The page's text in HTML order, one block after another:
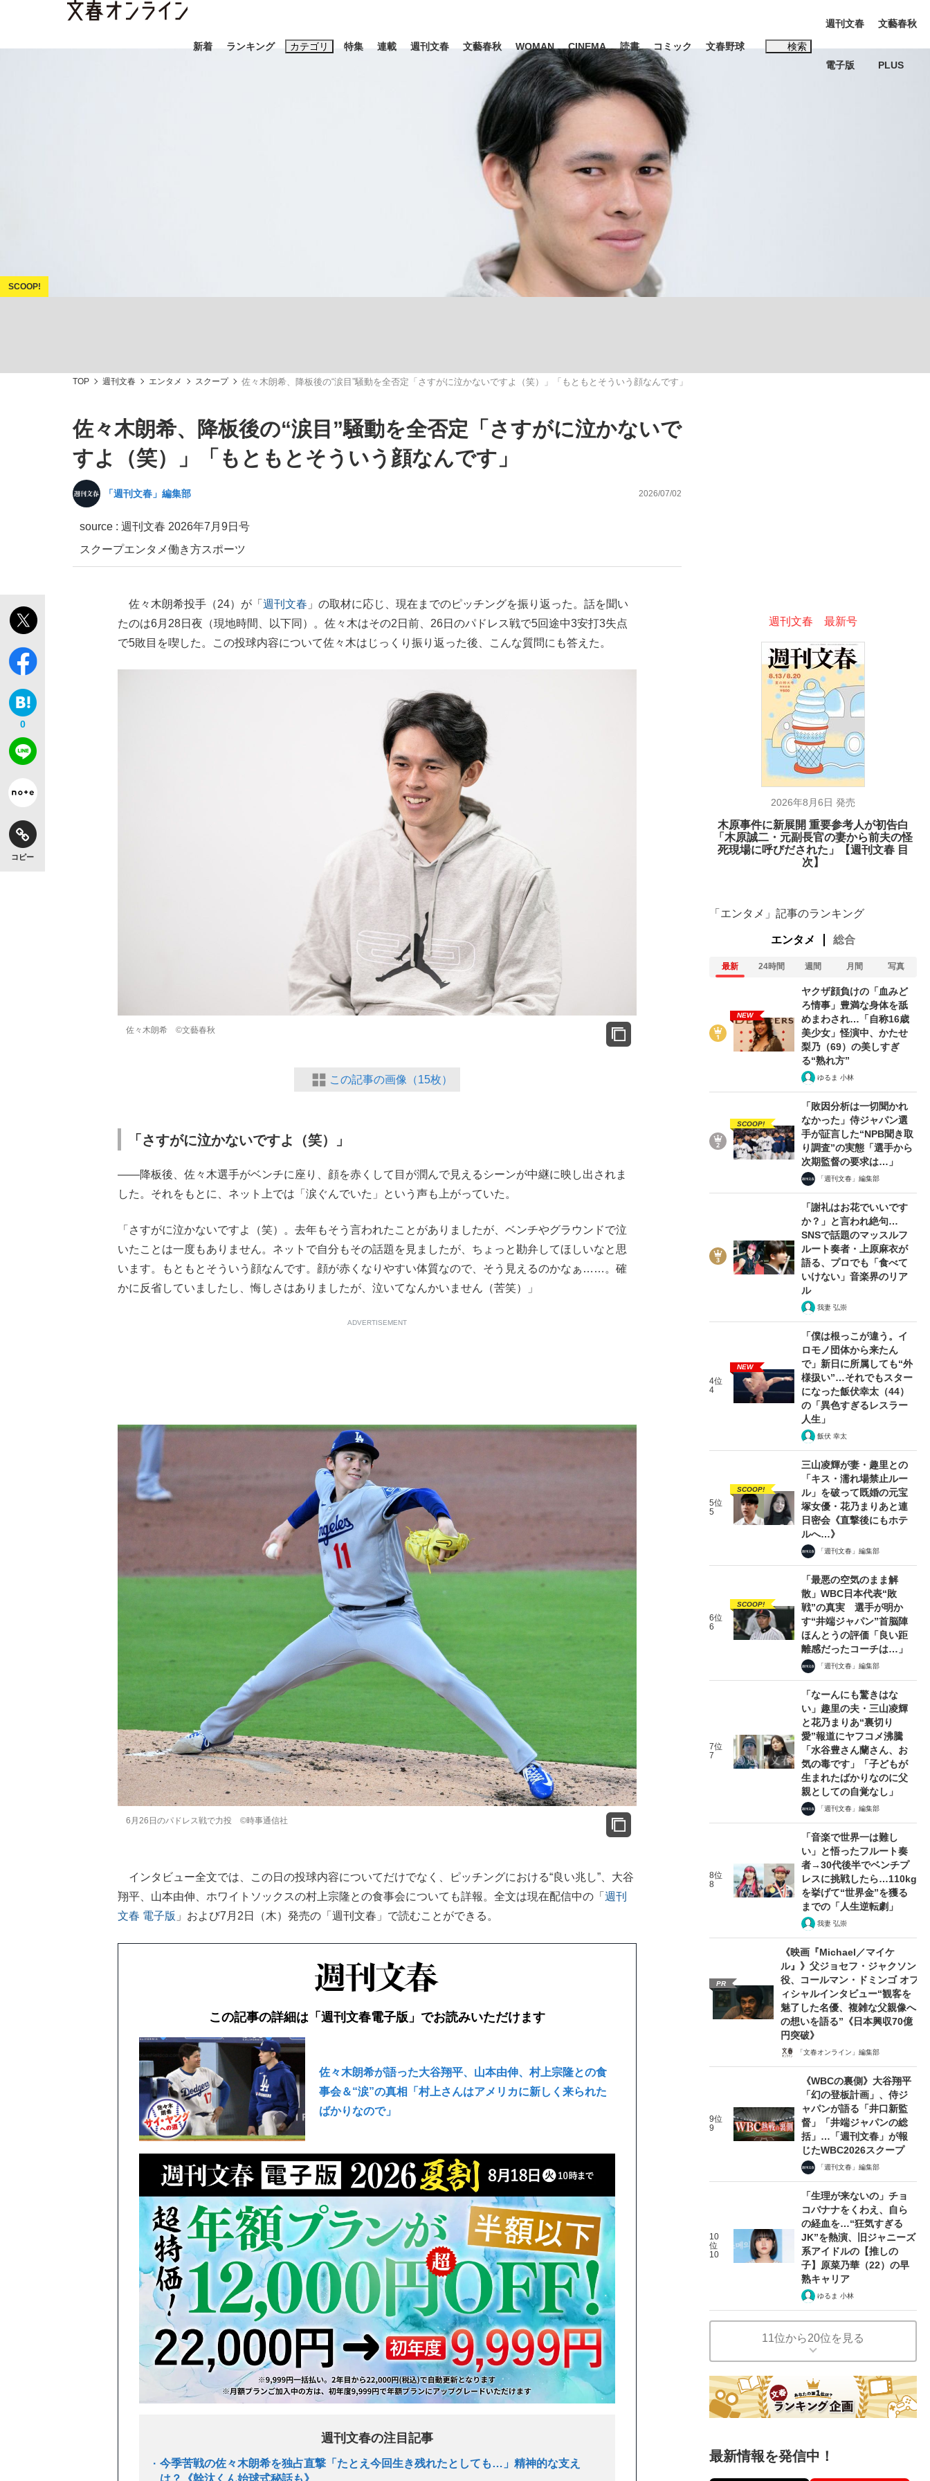
新着 ランキング カテゴリ
ビジネス インタビュー
「最悪の空気のまま解散」WBC日本代表“敗戦”の真実 選手が明かす...
「敗因分析は一切聞かれなかった」侍ジャパン選手が証言した“NPB聞... 「クマが悪者扱いされているのが悲しい」『北の国から』倉本聰氏（91...
「目標達成できなかったからと言って…」サッカー日本代表・森保一監督...
もっと見る
特集
観る将棋、読む将棋
キングの誕生を、目撃せよ。
the Style
連載 週刊文春 文藝春秋 WOMAN CINEMA 読書 コミック 文春野球 検索
キーワード入力
#森岡毅 #城彰二 #内田有紀
#松田聖子
週刊文春
電子版
文藝春秋
PLUS
TOP 週刊文春 エンタメ スクープ 佐々木朗希、降板後の“涙目”騒動を全否定「さすがに泣かないですよ（笑）」「もともとそういう顔なんです」
佐々木朗希、降板後の“涙目”騒動を全否定「さすがに泣かないで
すよ（笑）」「もともとそういう顔なんです」
「週刊文春」編集部 2026/07/02
source : 週刊文春 2026年7月9日号
スクープエンタメ働き方スポーツ
0
コピー
佐々木朗希投手（24）が「 週刊文春 」の取材に応じ、現在までのピッチングを振り返った。話を聞い
たのは6月28日夜（現地時間、以下同）。佐々木はその2日前、26日のパドレス戦で5回途中3安打3失点
で5敗目を喫した。この投球内容について佐々木はじっくり振り返った後、こんな質問にも答えた。
佐々木朗希 ©文藝春秋
この記事の画像（15枚）
「さすがに泣かないですよ（笑）」
――降板後、佐々木選手がベンチに座り、顔を赤くして目が潤んで見えるシーンが中継に映し出されま
した。それをもとに、ネット上では「涙ぐんでいた」という声も上がっていた。
「さすがに泣かないですよ（笑）。去年もそう言われたことがありましたが、ベンチやグラウンドで泣
いたことは一度もありません。ネットで自分もその話題を見ましたが、ちょっと勘弁してほしいなと思
います。もともとそういう顔なんです。顔が赤くなりやすい体質なので、そう見えるのかなぁ……。確
かに反省していましたし、悔しさはありましたが、泣いてなんかいません（苦笑）」
ADVERTISEMENT
6月26日のパドレス戦で力投 ©時事通信社
インタビュー全文では、この日の投球内容についてだけでなく、ピッチングにおける“良い兆し”、大谷
翔平、山本由伸、ホワイトソックスの村上宗隆との食事会についても詳報。全文は現在配信中の「 週刊
文春 電子版 」および7月2日（木）発売の「週刊文春」で読むことができる。
この記事の詳細は「週刊文春電子版」でお読みいただけます
佐々木朗希が語った大谷翔平、山本由伸、村上宗隆との食
事会＆“涙”の真相「村上さんはアメリカに新しく来られた
ばかりなので」
週刊文春の注目記事
今季苦戦の佐々木朗希を独占直撃「たとえ今回生き残れたとしても…」精神的な支え
は？《幹汰くん始球式秘話も》
週刊文春 最新号
2026年8月6日 発売
木原事件に新展開 重要参考人が初告白
「木原誠二・元副長官の妻から前夫の怪
死現場に呼びだされた」【週刊文春 目
次】
「エンタメ」記事のランキング
エンタメ 総合
最新 24時間 週間 月間 写真
NEW
ヤクザ顔負けの「血みど
ろ情事」豊満な身体を舐
めまわされ…「自称16歳
美少女」怪演中、かたせ
梨乃（69）の美しすぎ
る“熟れ方”
ゆるま 小林
SCOOP!
「敗因分析は一切聞かれ
なかった」侍ジャパン選
手が証言した“NPB聞き取
り調査”の実態「選手から
次期監督の要求は…」
「週刊文春」編集部
「謝礼はお花でいいです
か？」と言われ絶句…
SNSで話題のマッスルフ
ルート奏者・上原麻衣が
語る、プロでも「食べて
いけない」音楽界のリア
ル
我妻 弘崇
4位
4
NEW
「僕は根っこが違う。イ
ロモノ団体から来たん
で」新日に所属しても“外
様扱い”…それでもスター
になった飯伏幸太（44）
の「異色すぎるレスラー
人生」
飯伏 幸太
5位
5
SCOOP!
三山凌輝が妻・趣里との
「キス・濡れ場禁止ルー
ル」を破って既婚の元宝
塚女優・花乃まりあと連
日密会《直撃後にもホテ
ルへ…》
「週刊文春」編集部
6位
6
SCOOP!
「最悪の空気のまま解
散」WBC日本代表“敗
戦”の真実 選手が明か
す“井端ジャパン”首脳陣
ほんとうの評価「良い距
離感だったコーチは…」
「週刊文春」編集部
7位
7
「なーんにも驚きはな
い」趣里の夫・三山凌輝
と花乃まりあ“裏切り
愛”報道にヤフコメ沸騰
「水谷豊さん蘭さん、お
気の毒です」「子どもが
生まれたばかりなのに父
親としての自覚なし」
「週刊文春」編集部
8位
8
「音楽で世界一は難し
い」と悟ったフルート奏
者→30代後半でベンチプ
レスに挑戦したら…110kg
を挙げて“世界金”を獲る
までの「人生逆転劇」
我妻 弘崇
PR
《映画『Michael／マイケ
ル』》父ジョセフ・ジャクソン
役、コールマン・ドミンゴ オフ
ィシャルインタビュー“観客を
魅了した名優、複雑な父親像へ
の想いを語る”《日本興収70億
円突破》
「文春オンライン」編集部
9位
9
《WBCの裏側》大谷翔平
「幻の登板計画」、侍ジ
ャパンが語る「井口新監
督」「井端ジャパンの総
括」…「週刊文春」が報
じたWBC2026スクープ
「週刊文春」編集部
10
位
10
「生理が来ないの」チョ
コバナナをくわえ、自ら
の経血を…“狂気すぎる
JK”を熱演、旧ジャニーズ
系アイドルの【推しの
子】原菜乃華（22）の早
熟キャリア
ゆるま 小林
11位から20位を見る
最新情報を発信中！